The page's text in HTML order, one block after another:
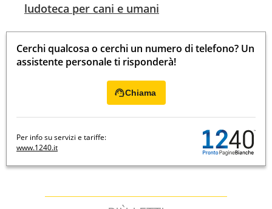
ludoteca per cani e umani
Cerchi qualcosa o cerchi un numero di telefono? Un
assistente personale ti risponderà!
Chiama
Per info su servizi e tariffe:
www.1240.it